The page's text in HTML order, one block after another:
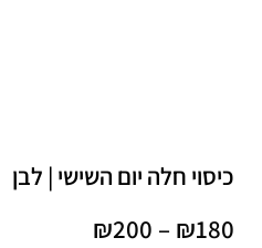
כיסוי חלה יום השישי | לבן
₪180
–
₪200